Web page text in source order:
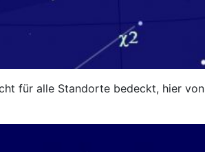
für alle Standorte bedeckt, hier von